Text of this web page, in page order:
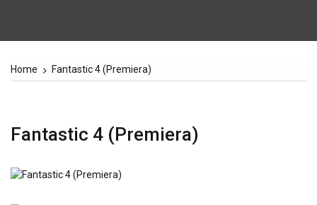
Home Fantastic 4 (Premiera)
Fantastic 4 (Premiera)